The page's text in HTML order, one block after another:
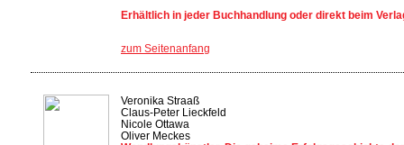
Erhältlich in jeder Buchhandlung oder direkt beim
zum Seitenanfang
Veronika Straaß
Claus-Peter Lieckfeld
Nicole Ottawa
Oliver Meckes